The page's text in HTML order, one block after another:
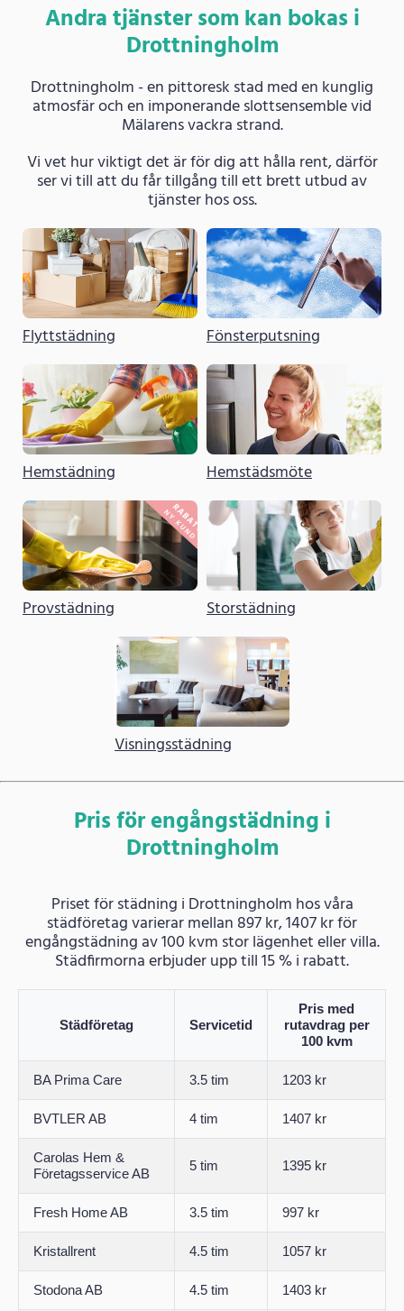
Andra tjänster som kan bokas i
Drottningholm
Drottningholm - en pittoresk stad med en kunglig
atmosfär och en imponerande slottsensemble vid
Mälarens vackra strand.
Vi vet hur viktigt det är för dig att hålla rent, därför
ser vi till att du får tillgång till ett brett utbud av
tjänster hos oss.
Flyttstädning Fönsterputsning
Hemstädning Hemstädsmöte
Provstädning Storstädning
Visningsstädning
Pris för engångstädning i
Drottningholm
Priset för städning i Drottningholm hos våra
städföretag varierar mellan 897 kr, 1407 kr för
engångstädning av 100 kvm stor lägenhet eller villa.
Städfirmorna erbjuder upp till 15 % i rabatt.
Städföretag Servicetid
Pris med
rutavdrag per
100 kvm
BA Prima Care 3.5 tim 1203 kr
BVTLER AB 4 tim 1407 kr
Carolas Hem &
Företagsservice AB
5 tim 1395 kr
Fresh Home AB 3.5 tim 997 kr
Kristallrent 4.5 tim 1057 kr
Stodona AB 4.5 tim 1403 kr